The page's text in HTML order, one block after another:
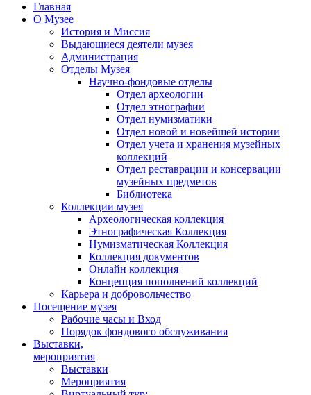
Главная
О Музее
История и Миссия
Выдающиеся деятели музея
Администрация
Отделы Музея
Научно-фондовые отделы
Отдел археологии
Отдел этнографии
Отдел нумизматики
Отдел новой и новейшей истории
Отдел учета и хранения музейных
коллекций
Отдел реставрации и консервации
музейных предметов
Библиотека
Коллекции музея
Археологическая коллекция
Этнографическая Коллекция
Нумизматическая Коллекция
Коллекция документов
Онлайн коллекция
Концепция пополнений коллекций
Карьера и добровольчество
Посещение музея
Рабочие часы и Вход
Порядок фондового обслуживания
Выставки,
мероприятия
Выставки
Мероприятия